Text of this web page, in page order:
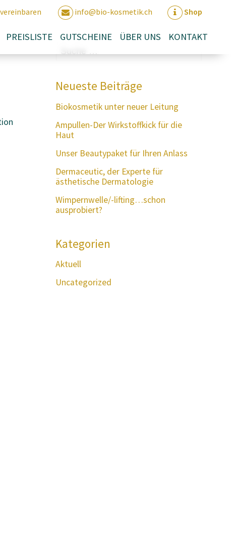
info@bio-kosmetik.ch Shop
PREISLISTE GUTSCHEINE ÜBER UNS KONTAKT
nach:
Neueste Beiträge
Biokosmetik unter neuer Leitung
Ampullen-Der Wirkstoffkick für die
Haut
Unser Beautypaket für Ihren Anlass
Dermaceutic, der Experte für
ästhetische Dermatologie
Wimpernwelle/-lifting…schon
ausprobiert?
Kategorien
Aktuell
Uncategorized